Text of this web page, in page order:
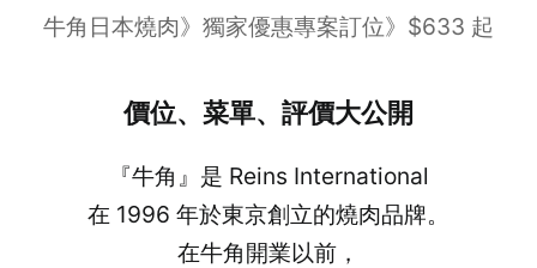
牛角日本燒肉》獨家優惠專案訂位》$633 起
價位、菜單、評價大公開
『牛角』是 Reins International
在 1996 年於東京創立的燒肉品牌。
在牛角開業以前，